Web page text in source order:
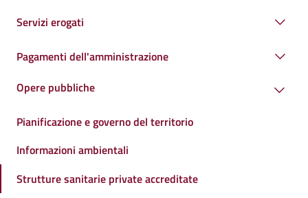
Servizi erogati
Pagamenti dell'amministrazione
Opere pubbliche
Pianificazione e governo del territorio
Informazioni ambientali
Strutture sanitarie private accreditate